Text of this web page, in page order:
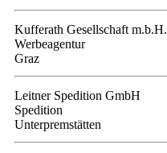
Kufferath Gesellschaft m.b.H.
Werbeagentur
Graz
Leitner Spedition GmbH
Spedition
Unterpremstätten